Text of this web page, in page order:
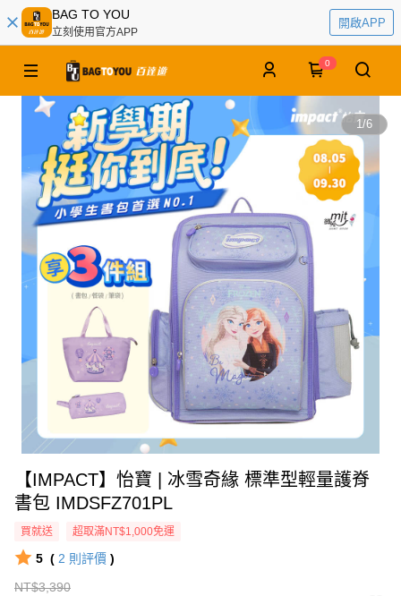
BAG TO YOU
立刻使用官方APP
開啟APP
0
1/6
【IMPACT】怡寶 | 冰雪奇緣 標準型輕量護脊
書包 IMDSFZ701PL
買就送 超取滿NT$1,000免運
5 ( 2 則評價 )
NT$3,390